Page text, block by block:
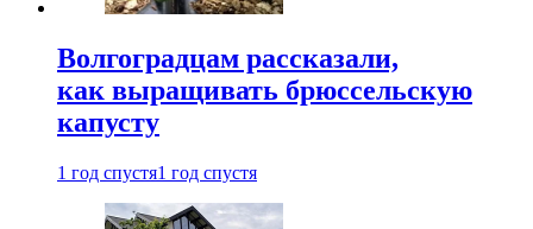
Волгоградцам рассказали,
как выращивать брюссельскую
капусту
1 год спустя1 год спустя